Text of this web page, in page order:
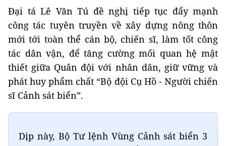
Đại tá Lê Văn Tú đề nghị tiếp tục đẩy mạnh
công tác tuyên truyền về xây dựng nông thôn
mới tới toàn thể cán bộ, chiến sĩ, làm tốt công
tác dân vận, để tăng cường mối quan hệ mật
thiết giữa Quân đội với nhân dân, giữ vững và
phát huy phẩm chất “Bộ đội Cụ Hồ - Người chiến
sĩ Cảnh sát biển”.
Dịp này, Bộ Tư lệnh Vùng Cảnh sát biển 3